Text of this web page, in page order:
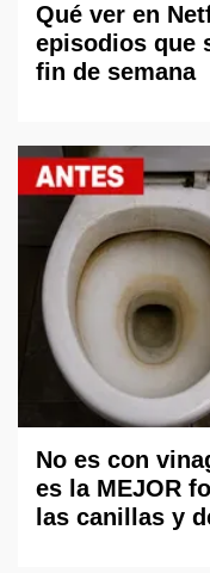
Qué ver en
episodios que
fin de semana
No es con
es la MEJOR
las canillas y